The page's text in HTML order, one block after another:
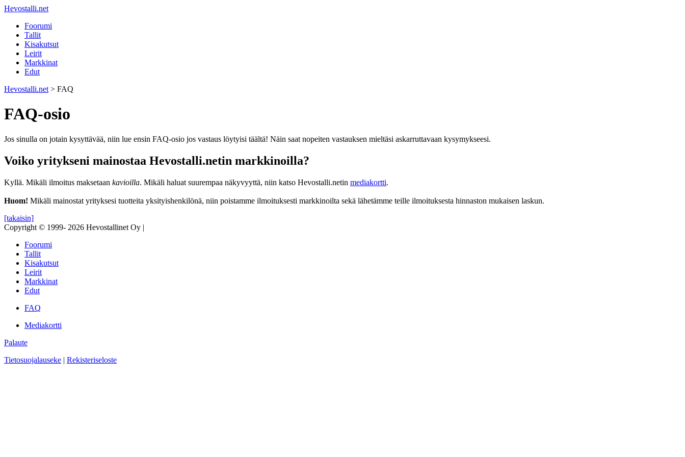
Hevostalli.net
Foorumi
Tallit
Kisakutsut
Leirit
Markkinat
Edut
Hevostalli.net > FAQ
FAQ-osio
Jos sinulla on jotain kysyttävää, niin lue ensin FAQ-osio jos vastaus löytyisi täältä! Näin saat nopeiten vastauksen mieltäsi askarruttavaan kysymykseesi.
Voiko yritykseni mainostaa Hevostalli.netin markkinoilla?
Kyllä. Mikäli ilmoitus maksetaan kavioilla. Mikäli haluat suurempaa näkyvyyttä, niin katso Hevostalli.netin mediakortti.
Huom! Mikäli mainostat yrityksesi tuotteita yksityishenkilönä, niin poistamme ilmoituksesti markkinoilta sekä lähetämme teille ilmoituksesta hinnaston mukaisen laskun.
[takaisin]
Copyright © 1999- 2026 Hevostallinet Oy |
Foorumi
Tallit
Kisakutsut
Leirit
Markkinat
Edut
FAQ
Mediakortti
Palaute
Tietosuojalauseke | Rekisteriseloste